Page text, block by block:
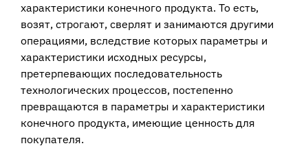
характеристики конечного продукта. То есть,
возят, строгают, сверлят и занимаются другими
операциями, вследствие которых параметры и
характеристики исходных ресурсы,
претерпевающих последовательность
технологических процессов, постепенно
превращаются в параметры и характеристики
конечного продукта, имеющие ценность для
покупателя.